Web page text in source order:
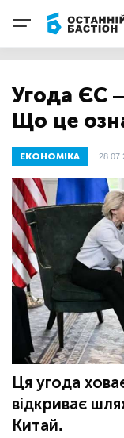
Угода ЄС
Що це
ЕКОНОМІКА
Ця угода
відкриває
Китай.